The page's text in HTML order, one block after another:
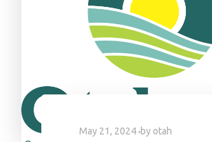
May 21, 2024 by otah